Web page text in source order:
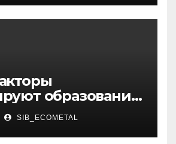
образование
SIB_ECOMETAL